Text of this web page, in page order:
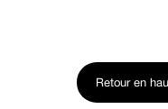
Retour en